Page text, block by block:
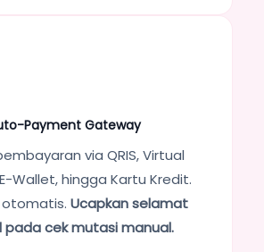
Payment Gateway
via QRIS, Virtual
Wallet, hingga Kartu Kredit.
otomatis. Ucapkan selamat
pada cek mutasi manual.